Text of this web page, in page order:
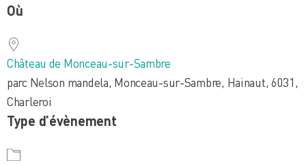
Où
Château de Monceau-sur-Sambre
parc Nelson mandela, Monceau-sur-Sambre, Hainaut, 6031,
Charleroi
Type d’évènement